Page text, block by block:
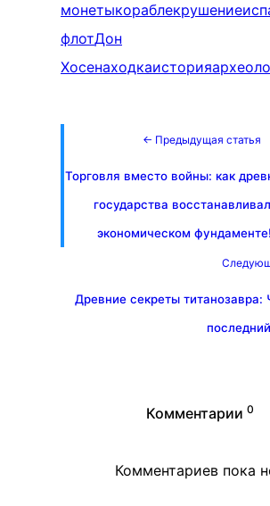
монетыкораблекрушение
флотДон
Хосенаходкаистория
← Предыдущая статья
Торговля вместо войны: как
государства
экономическом
Древние секреты титанозавра:
Комментарии 0
Комментариев пока